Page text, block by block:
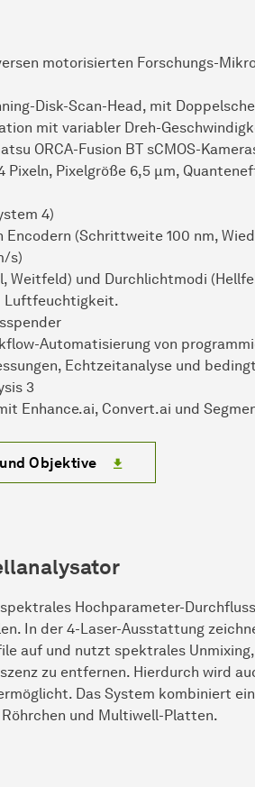
motorisierten Forschungs-
Disk-Scan-Head, mit
mit variabler Dreh-
ORCA-Fusion BT sCMOS-
Pixelgröße 6,5 µm,
4)
(Schrittweite 100 nm,
s)
Weitfeld) und Durchlichtmodi
Luftfeuchtigkeit.
Automatisierung von
Echtzeitanalyse und
3
Enhance.ai, Convert.ai und
Objektive
Hochparameter-
In der 4-Laser-Ausstattung
auf und nutzt spektrales
zu entfernen. Hierdurch wird
Das System kombiniert
und Multiwell-Platten.